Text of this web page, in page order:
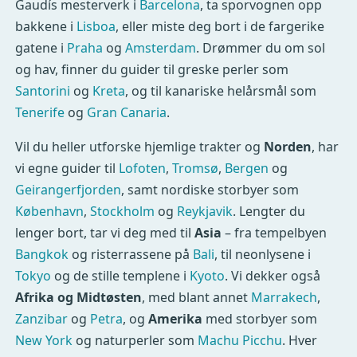
Gaudís mesterverk i Barcelona, ta sporvognen opp
bakkene i Lisboa, eller miste deg bort i de fargerike
gatene i Praha ogAmsterdam. Drømmer du om sol
og hav, finner du guider til greske perler som
Santorini og Kreta, og til kanariske helårsmål som
Tenerife og Gran Canaria.
Vil du heller utforske hjemlige trakter og Norden, har
vi egne guider til Lofoten,Tromsø, Bergen og
Geirangerfjorden, samt nordiske storbyer som
København,Stockholm og Reykjavik. Lengter du
lenger bort, tar vi deg med tilAsia – fra tempelbyen
Bangkok og risterrassene på Bali, til neonlysene i
Tokyo og de stille templene i Kyoto. Vi dekker også
Afrika og Midtøsten, med blant annet Marrakech,
Zanzibar og Petra, ogAmerika med storbyer som
New York og naturperler som Machu Picchu. Hver